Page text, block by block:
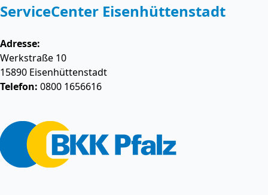
ServiceCenter Eisenhüttenstadt
Adresse:
Werkstraße 10
15890 Eisenhüttenstadt
Telefon: 0800 1656616